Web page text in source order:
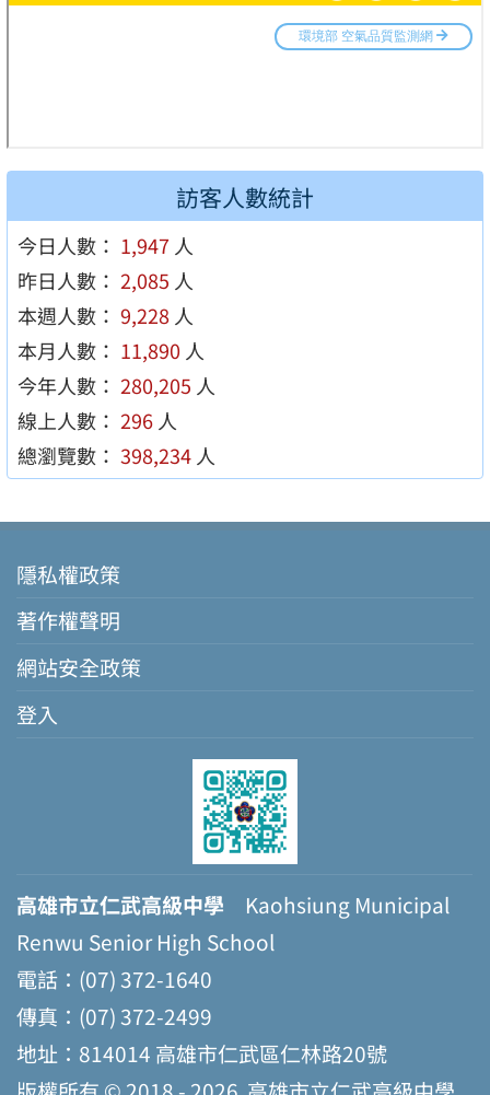
訪客人數統計
今日人數： 1,947 人
昨日人數： 2,085 人
本週人數： 9,228 人
本月人數： 11,890 人
今年人數： 280,205 人
線上人數： 296 人
總瀏覽數： 398,234 人
隱私權政策
著作權聲明
網站安全政策
登入
高雄市立仁武高級中學 Kaohsiung Municipal
Renwu Senior High School
電話：(07) 372-1640
傳真：(07) 372-2499
地址：814014 高雄市仁武區仁林路20號